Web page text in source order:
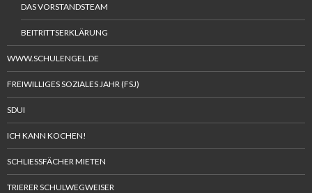
DAS VORSTANDSTEAM
BEITRITTSERKLÄRUNG
WWW.SCHULENGEL.DE
FREIWILLIGES SOZIALES JAHR (FSJ)
SDUI
ICH KANN KOCHEN!
SCHLIESSFÄCHER MIETEN
TRIERER SCHULWEGWEISER